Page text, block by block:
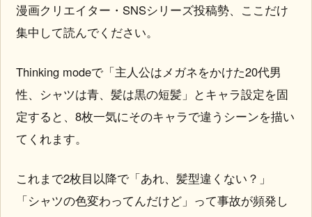
漫画クリエイター・SNSシリーズ投稿勢、ここだけ
集中して読んでください。
Thinking modeで「主人公はメガネをかけた20代男
性、シャツは青、髪は黒の短髪」とキャラ設定を固
定すると、8枚一気にそのキャラで違うシーンを描い
てくれます。
これまで2枚目以降で「あれ、髪型違くない？」
「シャツの色変わってんだけど」って事故が頻発し